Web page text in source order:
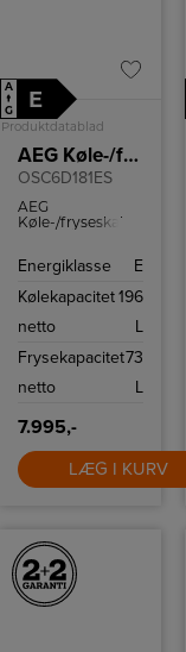
A
↑
G
E
Produktdatablad
AEG Køle-/fryseskab
OSC6D181ES
AEG
Køle-/fryseskab
på 73 l og
196 l.
Energiklasse
E
Kølekapacitet
netto
196
L
Frysekapacitet
netto
73
L
7.995,-
LÆG I KURV